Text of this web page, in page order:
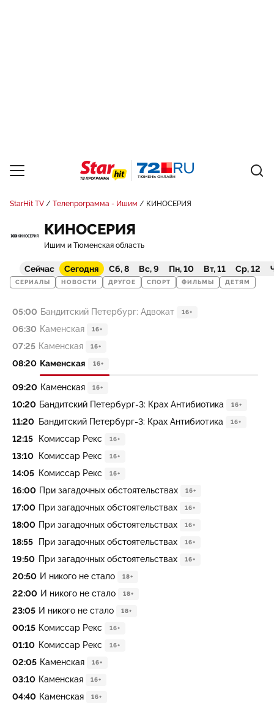
StarHit TV Телепрограмма - Ишим КИНОСЕРИЯ
КИНОСЕРИЯ
Ишим и Тюменская область
Сейчас Сегодня Сб, 8 Вс, 9 Пн, 10 Вт, 11 Ср, 12
СЕРИАЛЫ НОВОСТИ ДРУГОЕ СПОРТ ФИЛЬМЫ ДЕТЯМ
05:00 Бандитский Петербург: Адвокат 16+
06:30 Каменская 16+
07:25 Каменская 16+
08:20 Каменская 16+
09:20 Каменская 16+
10:20 Бандитский Петербург-3: Крах Антибиотика 16+
11:20 Бандитский Петербург-3: Крах Антибиотика 16+
12:15 Комиссар Рекс 16+
13:10 Комиссар Рекс 16+
14:05 Комиссар Рекс 16+
16:00 При загадочных обстоятельствах 16+
17:00 При загадочных обстоятельствах 16+
18:00 При загадочных обстоятельствах 16+
18:55 При загадочных обстоятельствах 16+
19:50 При загадочных обстоятельствах 16+
20:50 И никого не стало 18+
22:00 И никого не стало 18+
23:05 И никого не стало 18+
00:15 Комиссар Рекс 16+
01:10 Комиссар Рекс 16+
02:05 Каменская 16+
03:10 Каменская 16+
04:40 Каменская 16+